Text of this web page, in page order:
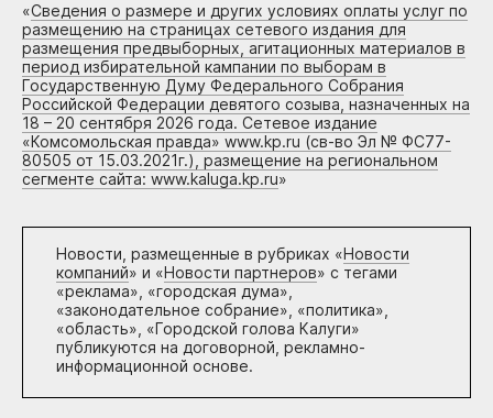
«Сведения о размере и других условиях оплаты услуг по
размещению на страницах сетевого издания для
размещения предвыборных, агитационных материалов в
период избирательной кампании по выборам в
Государственную Думу Федерального Собрания
Российской Федерации девятого созыва, назначенных на
18 – 20 сентября 2026 года. Сетевое издание
«Комсомольская правда» www.kp.ru (св-во Эл № ФС77-
80505 от 15.03.2021г.), размещение на региональном
сегменте сайта: www.kaluga.kp.ru»
Новости, размещенные в рубриках «Новости
компаний» и «Новости партнеров» с тегами
«реклама», «городская дума»,
«законодательное собрание», «политика»,
«область», «Городской голова Калуги»
публикуются на договорной, рекламно-
информационной основе.